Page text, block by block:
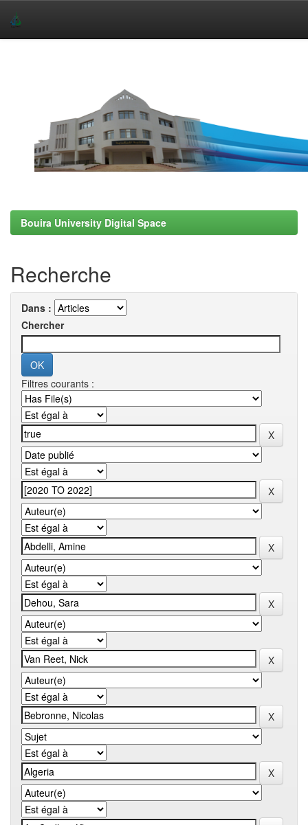
Bouira University Digital Space
Recherche
Dans :
Chercher
Filtres courants :